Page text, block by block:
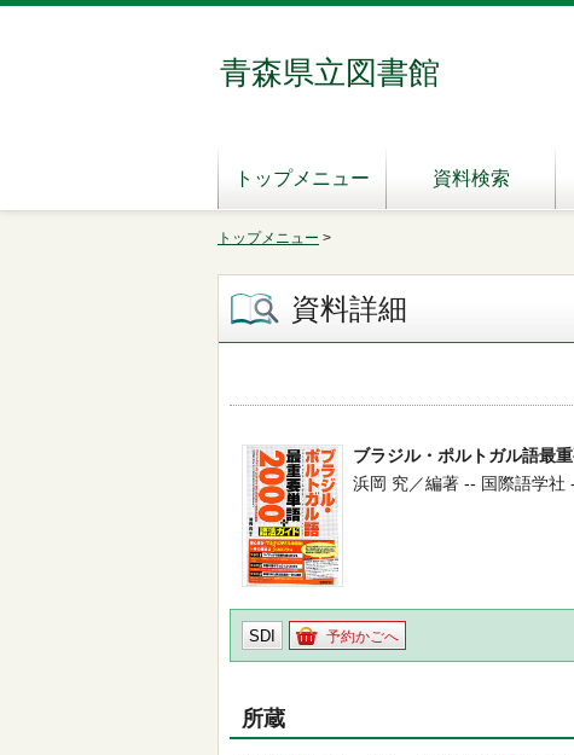
青森県立図書館
トップメニュー 資料検索
トップメニュー >
資料詳細
ブラジル・ポルトガル語最
浜岡 究／編著 -- 国際語学
SDI 予約かごへ
所蔵